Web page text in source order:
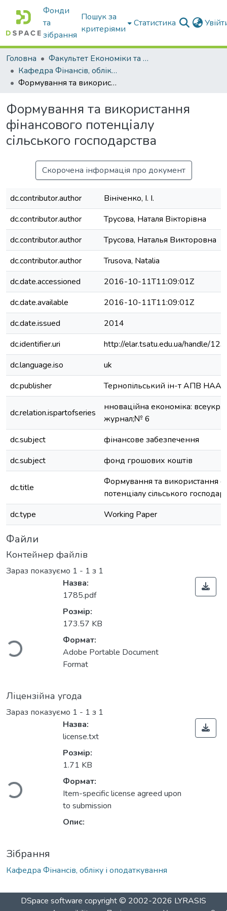
Фонди
та
зібрання
Пошук за
критеріями
Статистика
Головна
Факультет Економіки та бізнесу
Кафедра Фінансів, обліку і оподаткування
Формування та використання фінансового потенціалу сільського господарства
Формування та використання
фінансового потенціалу
сільського господарства
Скорочена інформація про документ
dc.contributor.author
Вініченко, І. І.
dc.contributor.author
Трусова, Наталя Вікторівна
dc.contributor.author
Трусова, Наталья Викторовна
dc.contributor.author
Trusova, Natalia
dc.date.accessioned
2016-10-11T11:09:01Z
dc.date.available
2016-10-11T11:09:01Z
dc.date.issued
2014
dc.identifier.uri
http://elar.tsatu.edu.ua/handle/
dc.language.iso
uk
dc.publisher
Тернопільський ін-т АПВ НААН
dc.relation.ispartofseries
нноваційна економіка: всеукр.
журнал;№ 6
dc.subject
фінансове забезпечення
dc.subject
фонд грошових коштів
dc.title
Формування та використання
потенціалу сільського
dc.type
Working Paper
Файли
Контейнер файлів
Зараз показуємо 1 - 1 з 1
Назва:
1785.pdf
Розмір:
173.57 KB
Формат:
Adobe Portable Document
Format
Ліцензійна угода
Зараз показуємо 1 - 1 з 1
Назва:
license.txt
Розмір:
1.71 KB
Формат:
Item-specific license agreed upon
to submission
Опис:
Зібрання
Кафедра Фінансів, обліку і оподаткування
DSpace software copyright © 2002-2026 LYRASIS